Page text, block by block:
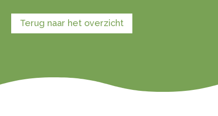
Terug naar het overzicht